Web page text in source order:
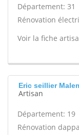
Département: 31
Rénovation
Voir la fiche
Eric seillier
Artisan
Département: 19
Rénovation